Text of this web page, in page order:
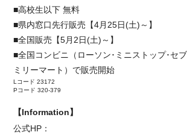
■高校生以下 無料
■県内窓口先行販売【4月25日(土)～】
■全国販売【5月2日(土)～】
■全国コンビニ（ローソン･ミニストップ･セ
ミリーマート）で販売開始
Lコード 23172
Pコード 320-379
【Information】
公式HP：